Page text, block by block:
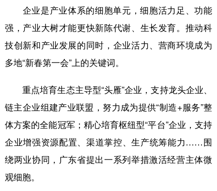
企业是产业体系的细胞单元，细胞活力足、功能
强，产业大树才能更快新陈代谢、生长发育。推动科
技创新和产业发展的同时，企业活力、营商环境成为
多地“新春第一会”上的关键词。
重点培育生态主导型“头雁”企业，支持龙头企业、
链主企业组建产业联盟，努力成为提供“制造+服务”整
体方案的全能冠军；精心培育枢纽型“平台”企业，支持
企业增强资源配置、渠道掌控、生产统筹能力……围
绕两业协同，广东省提出一系列举措激活经营主体微
观细胞。